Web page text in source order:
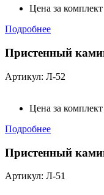
Цена за
Подробнее
Пристенный
Артикул: Л-52
Цена за
Подробнее
Пристенный
Артикул: Л-51